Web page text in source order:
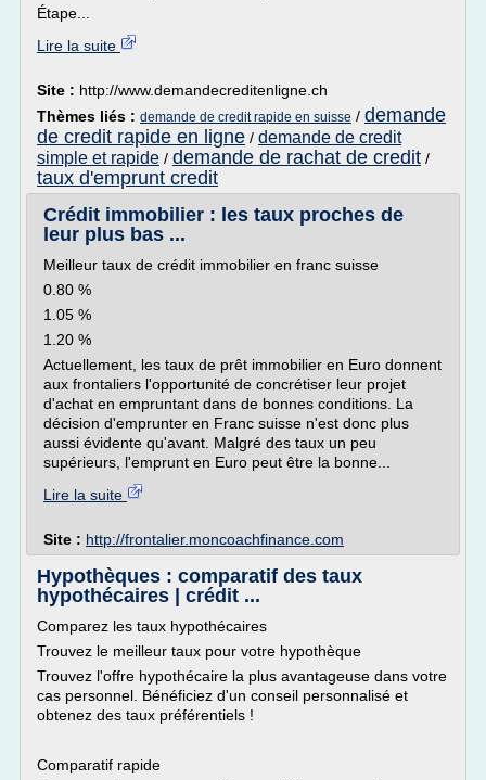
Étape...
Lire la suite
Site : http://www.demandecreditenligne.ch
Thèmes liés : demande de credit rapide en suisse / demande
de credit rapide en ligne / demande de credit
simple et rapide / demande de rachat de credit /
taux d'emprunt credit
Crédit immobilier : les taux proches de
leur plus bas ...
Meilleur taux de crédit immobilier en franc suisse
0.80 %
1.05 %
1.20 %
Actuellement, les taux de prêt immobilier en Euro donnent
aux frontaliers l'opportunité de concrétiser leur projet
d'achat en empruntant dans de bonnes conditions. La
décision d'emprunter en Franc suisse n'est donc plus
aussi évidente qu'avant. Malgré des taux un peu
supérieurs, l'emprunt en Euro peut être la bonne...
Lire la suite
Site : http://frontalier.moncoachfinance.com
Hypothèques : comparatif des taux
hypothécaires | crédit ...
Comparez les taux hypothécaires
Trouvez le meilleur taux pour votre hypothèque
Trouvez l'offre hypothécaire la plus avantageuse dans votre
cas personnel. Bénéficiez d'un conseil personnalisé et
obtenez des taux préférentiels !
Comparatif rapide